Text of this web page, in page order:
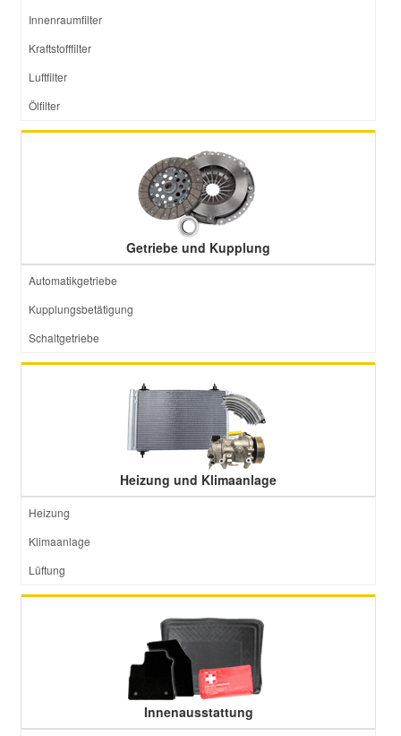
Innenraumfilter
Kraftstofffilter
Luftfilter
Ölfilter
Getriebe und Kupplung
Automatikgetriebe
Kupplungsbetätigung
Schaltgetriebe
Heizung und Klimaanlage
Heizung
Klimaanlage
Lüftung
Innenausstattung